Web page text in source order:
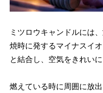
ミツロウキャンドルには、
焼時に発するマイナスイ
と結合し、空気をきれいに
燃えている時に周囲に放